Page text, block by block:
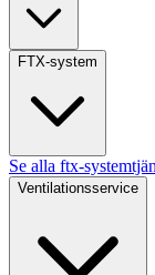
FTX-system
Se alla ftx-system
Ventilationsservice